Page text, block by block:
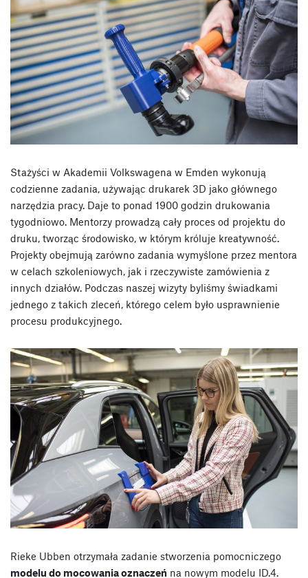
Stażyści w Akademii Volkswagena w Emden wykonują
codzienne zadania, używając drukarek 3D jako głównego
narzędzia pracy. Daje to ponad 1900 godzin drukowania
tygodniowo. Mentorzy prowadzą cały proces od projektu do
druku, tworząc środowisko, w którym króluje kreatywność.
Projekty obejmują zarówno zadania wymyślone przez mentora
w celach szkoleniowych, jak i rzeczywiste zamówienia z
innych działów. Podczas naszej wizyty byliśmy świadkami
jednego z takich zleceń, którego celem było usprawnienie
procesu produkcyjnego.
Rieke Ubben otrzymała zadanie stworzenia pomocniczego
modelu do mocowania oznaczeń na nowym modelu ID.4.